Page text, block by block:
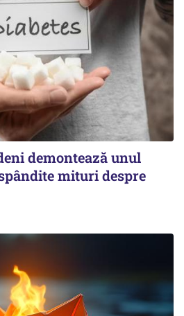
demontează unul
mituri despre